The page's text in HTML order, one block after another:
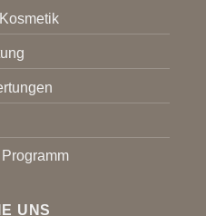
UNS